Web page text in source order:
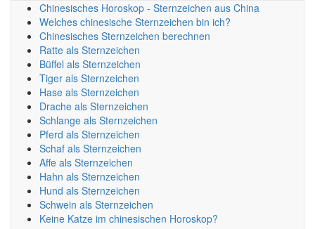
Chinesisches Horoskop - Sternzeichen aus China
Welches chinesische Sternzeichen bin ich?
Chinesisches Sternzeichen berechnen
Ratte als Sternzeichen
Büffel als Sternzeichen
Tiger als Sternzeichen
Hase als Sternzeichen
Drache als Sternzeichen
Schlange als Sternzeichen
Pferd als Sternzeichen
Schaf als Sternzeichen
Affe als Sternzeichen
Hahn als Sternzeichen
Hund als Sternzeichen
Schwein als Sternzeichen
Keine Katze im chinesischen Horoskop?